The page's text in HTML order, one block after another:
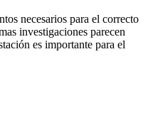
necesarios para el correcto
investigaciones parecen
es importante para el